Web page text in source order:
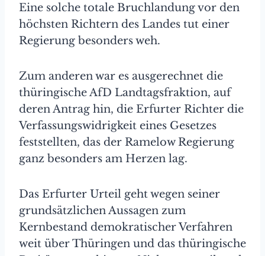
Eine solche totale Bruchlandung vor den
höchsten Richtern des Landes tut einer
Regierung besonders weh.
Zum anderen war es ausgerechnet die
thüringische AfD Landtagsfraktion, auf
deren Antrag hin, die Erfurter Richter die
Verfassungswidrigkeit eines Gesetzes
feststellten, das der Ramelow Regierung
ganz besonders am Herzen lag.
Das Erfurter Urteil geht wegen seiner
grundsätzlichen Aussagen zum
Kernbestand demokratischer Verfahren
weit über Thüringen und das thüringische